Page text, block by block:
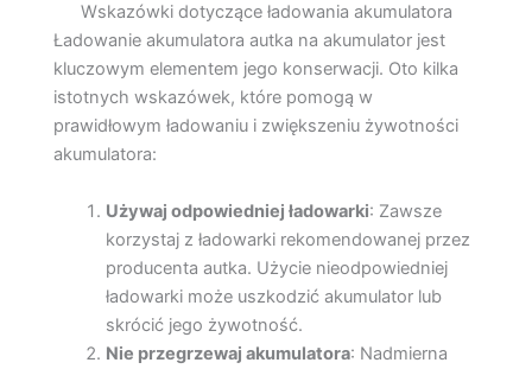
Wskazówki dotyczące ładowania akumulatora
Ładowanie akumulatora autka na akumulator jest
kluczowym elementem jego konserwacji. Oto kilka
istotnych wskazówek, które pomogą w
prawidłowym ładowaniu i zwiększeniu żywotności
akumulatora:
Używaj odpowiedniej ładowarki: Zawsze
korzystaj z ładowarki rekomendowanej przez
producenta autka. Użycie nieodpowiedniej
ładowarki może uszkodzić akumulator lub
skrócić jego żywotność.
Nie przegrzewaj akumulatora: Nadmierna